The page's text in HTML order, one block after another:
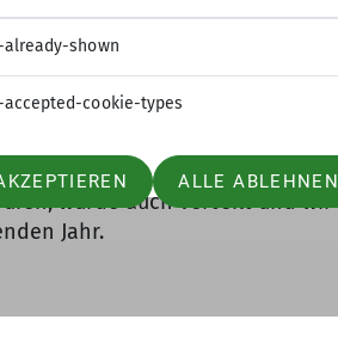
der Wanderführer. Werner ließ
sein (23 Touren).
wurde auch verteilt und wir
Jahr.
shown
cookie-types
ALLE ABLEHNEN